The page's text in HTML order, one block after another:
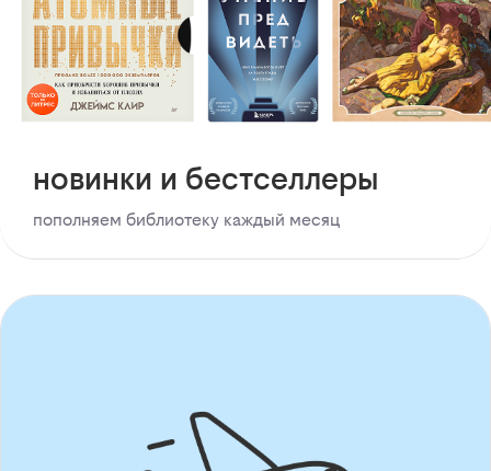
новинки и бестселлеры
пополняем библиотеку каждый месяц